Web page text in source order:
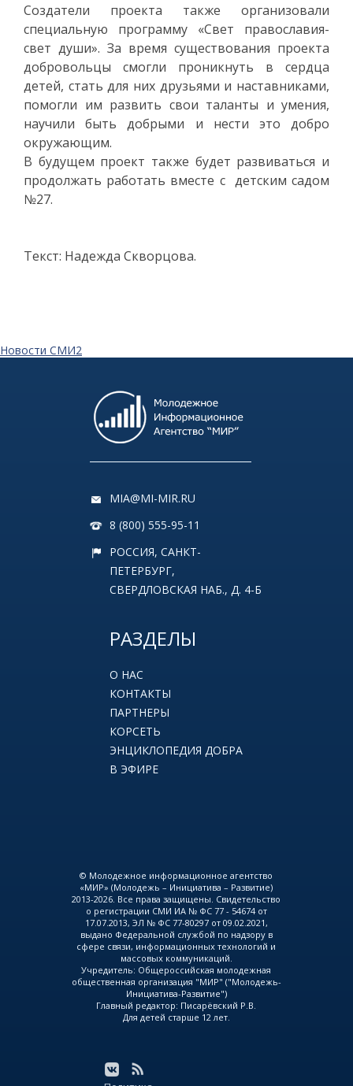
Создатели проекта также организовали
специальную программу «Свет православия-
свет души». За время существования проекта
добровольцы смогли проникнуть в сердца
детей, стать для них друзьями и наставниками,
помогли им развить свои таланты и умения,
научили быть добрыми и нести это добро
окружающим.
В будущем проект также будет развиваться и
продолжать работать вместе с детским садом
№27.
Текст: Надежда Скворцова.
Новости СМИ2
MIA@MI-MIR.RU
8 (800) 555-95-11
РОССИЯ, САНКТ-
ПЕТЕРБУРГ,
СВЕРДЛОВСКАЯ НАБ., Д. 4-Б
РАЗДЕЛЫ
О НАС
КОНТАКТЫ
ПАРТНЕРЫ
КОРСЕТЬ
ЭНЦИКЛОПЕДИЯ ДОБРА
В ЭФИРЕ
© Молодежное информационное агентство
«МИР» (Молодежь – Инициатива – Развитие)
2013-2026. Все права защищены. Свидетельство
о регистрации СМИ ИА № ФС 77 - 54674 от
17.07.2013, ЭЛ № ФС 77-80297 от 09.02.2021,
выдано Федеральной службой по надзору в
сфере связи, информационных технологий и
массовых коммуникаций.
Учредитель: Общероссийская молодежная
общественная организация "МИР" ("Молодежь-
Инициатива-Развитие")
Главный редактор: Писарёвский Р.В.
Для детей старше 12 лет.